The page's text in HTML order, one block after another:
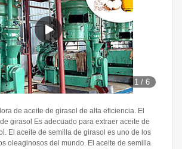
1 /6
de aceite de girasol de alta eficiencia. El
girasol Es adecuado para extraer aceite de
El aceite de semilla de girasol es uno de los
oleaginosos del mundo. El aceite de semilla